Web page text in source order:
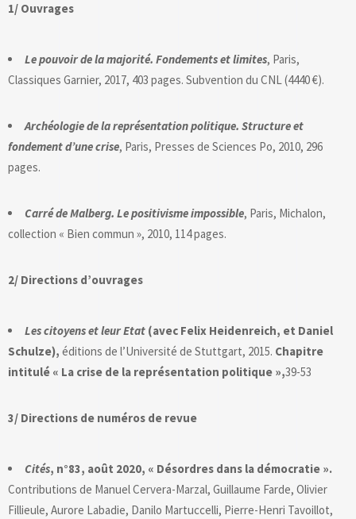
1/ Ouvrages
Le pouvoir de la majorité. Fondements et limites, Paris,
Classiques Garnier, 2017, 403 pages. Subvention du CNL (4440 €).
Archéologie de la représentation politique. Structure et
fondement d’une crise, Paris, Presses de Sciences Po, 2010, 296
pages.
Carré de Malberg. Le positivisme impossible, Paris, Michalon,
collection « Bien commun », 2010, 114 pages.
2/ Directions d’ouvrages
Les citoyens et leur Etat (avec Felix Heidenreich, et Daniel
Schulze), éditions de l’Université de Stuttgart, 2015. Chapitre
intitulé « La crise de la représentation politique »,39-53
3/ Directions de numéros de revue
Cités, n°83, août 2020, « Désordres dans la démocratie ».
Contributions de Manuel Cervera-Marzal, Guillaume Farde, Olivier
Fillieule, Aurore Labadie, Danilo Martuccelli, Pierre-Henri Tavoillot,